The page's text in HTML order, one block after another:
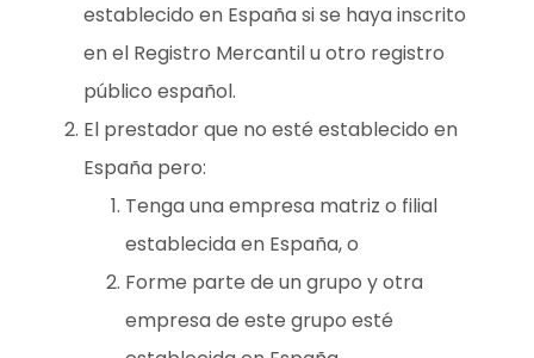
establecido en España si se haya inscrito
en el Registro Mercantil u otro registro
público español.
El prestador que no esté establecido en
España pero:
Tenga una empresa matriz o filial
establecida en España, o
Forme parte de un grupo y otra
empresa de este grupo esté